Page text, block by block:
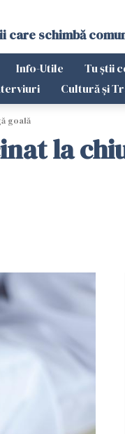
care schimbă
Info-Utile Tu știi
Cultură și
goală
la